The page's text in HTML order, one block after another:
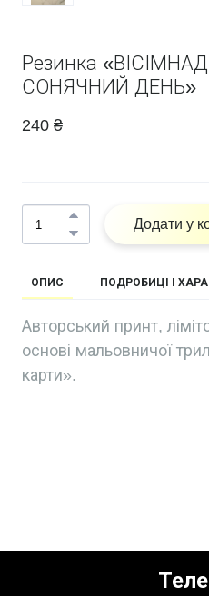
Резинка
СОНЯЧНИЙ ДЕНЬ»
240 ₴
Додати у
ОПИС ПОДРОБИЦІ І
Авторський принт,
основі мальовничої
карти».